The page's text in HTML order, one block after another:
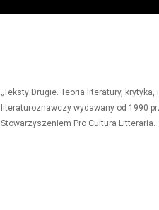
„Teksty Drugie. Teoria literatury,
literaturoznawczy wydawany od 1990
Stowarzyszeniem Pro Cultura Litteraria.